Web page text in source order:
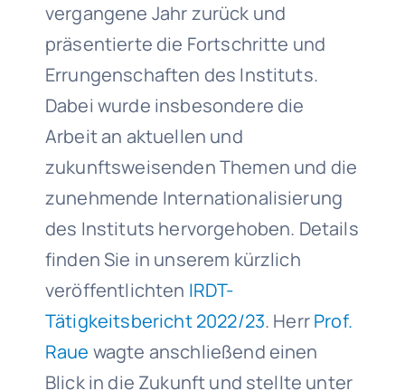
vergangene Jahr zurück und
präsentierte die Fortschritte und
Errungenschaften des Instituts.
Dabei wurde insbesondere die
Arbeit an aktuellen und
zukunftsweisenden Themen und die
zunehmende Internationalisierung
des Instituts hervorgehoben. Details
finden Sie in unserem kürzlich
veröffentlichten IRDT-
Tätigkeitsbericht 2022/23. HerrProf.
Raue wagte anschließend einen
Blick in die Zukunft und stellte unter